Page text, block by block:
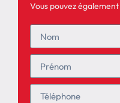
Vous pouvez également